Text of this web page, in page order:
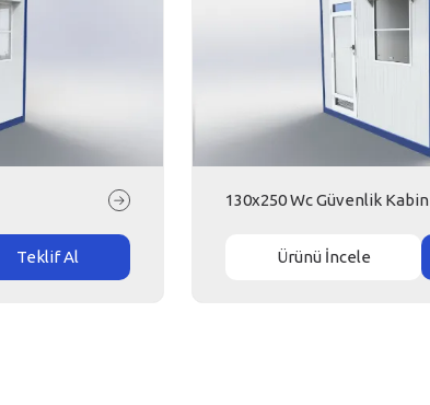
Teklif Al
130x250 Wc Güvenlik Kabin
Ürünü İncele